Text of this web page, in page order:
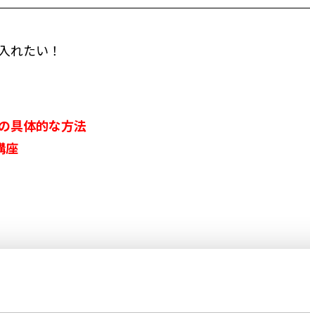
れたい！
具体的な方法
座